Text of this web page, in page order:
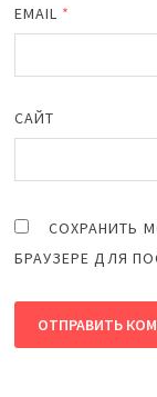
EMAIL *
САЙТ
СОХРАНИТЬ
БРАУЗЕРЕ ДЛЯ